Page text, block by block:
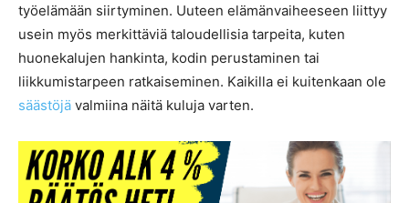
työelämään siirtyminen. Uuteen elämänvaiheeseen liittyy
usein myös merkittäviä taloudellisia tarpeita, kuten
huonekalujen hankinta, kodin perustaminen tai
liikkumistarpeen ratkaiseminen. Kaikilla ei kuitenkaan ole
säästöjä valmiina näitä kuluja varten.